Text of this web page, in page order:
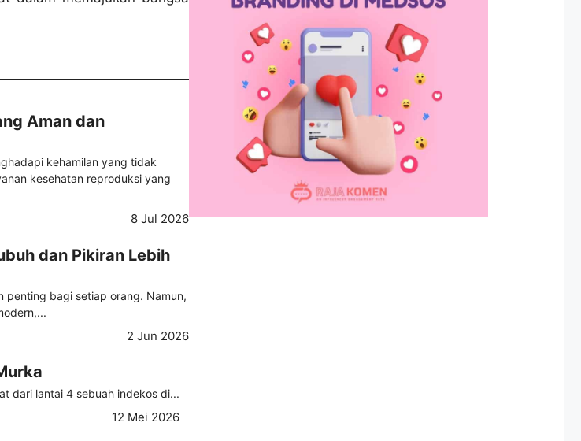
Aman dan
kehamilan yang tidak
kesehatan reproduksi yang
8 Jul 2026
dan Pikiran Lebih
penting bagi setiap orang. Namun,
2 Jun 2026
dari lantai 4 sebuah indekos di...
12 Mei 2026